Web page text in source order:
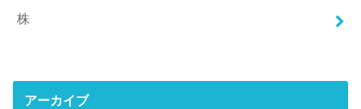
株
アーカイブ